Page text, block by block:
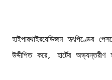
হাইপারথাইরয়েডিজম হৃৎপিণ্ডের
উদ্দীপিত করে, হার্টের অভ্যন্তরীণ